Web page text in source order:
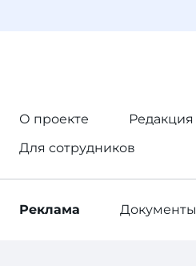
О проекте
Редакция
Для сотрудников
Реклама Документы